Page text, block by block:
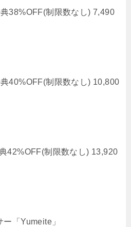
38%OFF(制限数なし) 7,490
40%OFF(制限数なし) 10,800
42%OFF(制限数なし) 13,920
ー「Yumeite」